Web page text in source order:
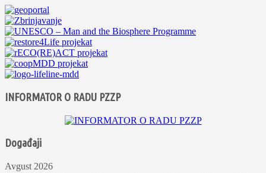
INFORMATOR O RADU PZZP
Događaji
Avgust 2026